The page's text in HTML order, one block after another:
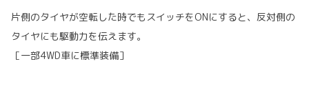
片側のタイヤが空転した時でもスイッチをONにすると、反対側の
タイヤにも駆動力を伝えます｡
［一部4WD車に標準装備］